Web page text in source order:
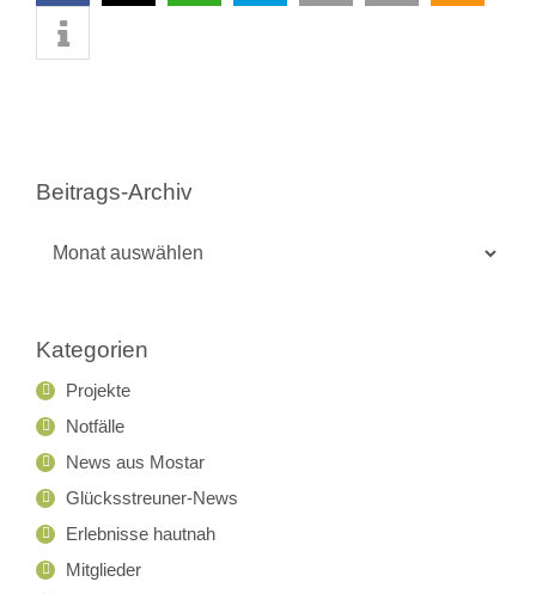
Beitrags-Archiv
Kategorien
Projekte
Notfälle
News aus Mostar
Glücksstreuner-News
Erlebnisse hautnah
Mitglieder